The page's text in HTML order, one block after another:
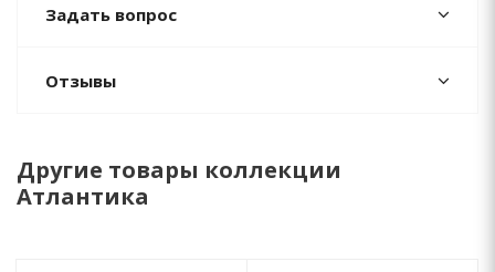
Задать вопрос
Отзывы
Другие товары коллекции
Атлантика